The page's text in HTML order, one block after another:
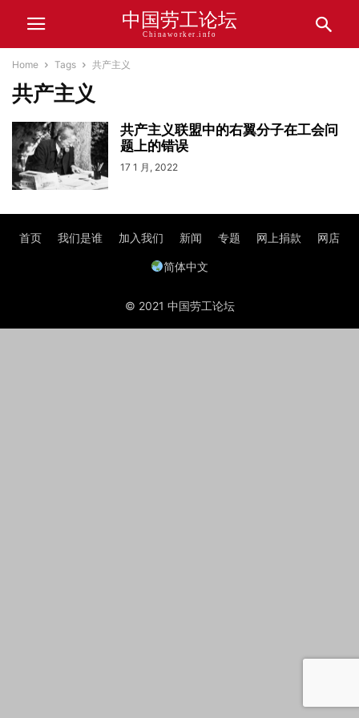
中国劳工论坛
Chinaworker.info
Home Tags 共产主义
共产主义
共产主义联盟中的右翼分子在工会问
题上的错误
17 1 月, 2022
首页 我们是谁 加入我们 新闻 专题 网上捐款 网店
简体中文
© 2021 中国劳工论坛